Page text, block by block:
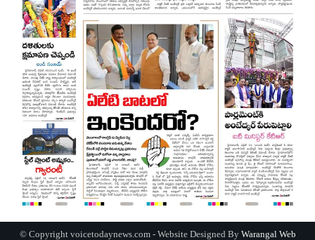
© Copyright voicetodaynews.com - Website Designed By Warangal Web